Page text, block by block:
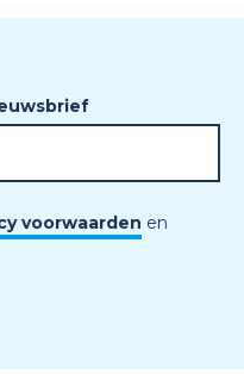
voorwaarden en